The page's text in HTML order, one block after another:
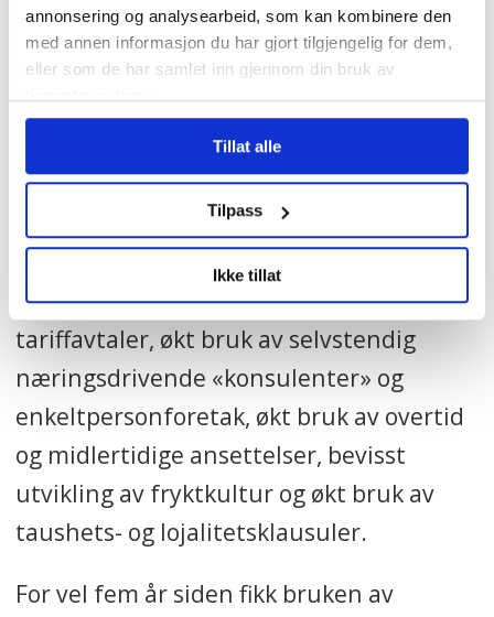
annonsering og analysearbeid, som kan kombinere den
med annen informasjon du har gjort tilgjengelig for dem,
eller som de har samlet inn gjennom din bruk av
Tillat alle
Tilpass
Ikke tillat
Arbeidsmarkedskriminaliteten er mobil
og robust.Når lovbrudd og uetisk
forretningsdrift sjelden får konsekvenser
for arbeidsgiverne, gir dette noen av dem
selvtillit til å utvikle stadig nye modeller
for sosial dumping.
Vi ser en økende tendens til at
tariffavtaler sies opp, flere nekter å inngå
tariffavtaler, økt bruk av selvstendig
næringsdrivende «konsulenter» og
enkeltpersonforetak, økt bruk av overtid
og midlertidige ansettelser, bevisst
utvikling av fryktkultur og økt bruk av
taushets- og lojalitetsklausuler.
For vel fem år siden fikk bruken av